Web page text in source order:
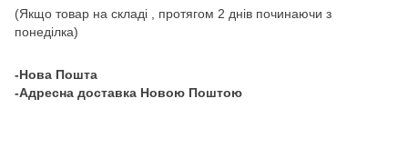
(Якщо товар на складі , протягом 2 днів починаючи з
понеділка)
-Нова Пошта
-Адресна доставка Новою Поштою